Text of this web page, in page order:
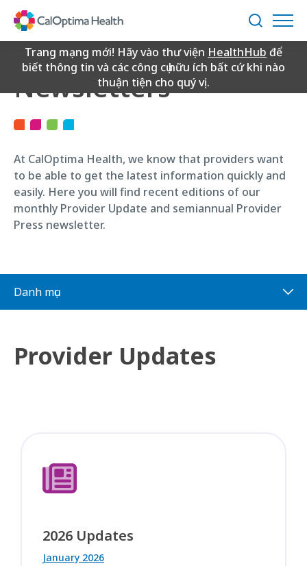
Content
Tìm
kiếm
Trang mạng mới! Hãy vào thư viện HealthHub để
biết thông tin và các công cụ hữu ích bất cứ khi nào
thuận tiện cho quý vị.
Updates and
Newsletters
At CalOptima Health, we know that providers want
to be able to get the latest information quickly and
easily. Here you will find recent editions of our
monthly Provider Update and semiannual Provider
Press newsletter.
Danh mục
Provider Updates
2026 Updates
January 2026